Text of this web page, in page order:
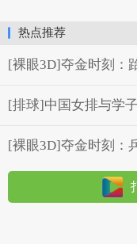
热点推荐
[裸眼3D]夺金时刻：
[排球]中国女排与学
[裸眼3D]夺金时刻：